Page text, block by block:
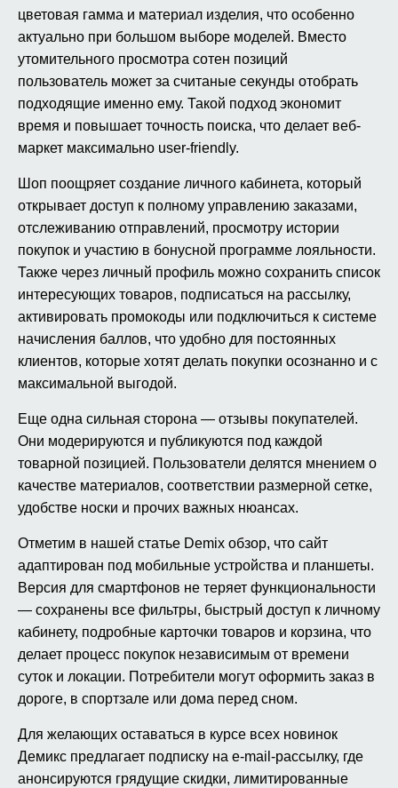
цветовая гамма и материал изделия, что особенно
актуально при большом выборе моделей. Вместо
утомительного просмотра сотен позиций
пользователь может за считаные секунды отобрать
подходящие именно ему. Такой подход экономит
время и повышает точность поиска, что делает веб-
маркет максимально user-friendly.
Шоп поощряет создание личного кабинета, который
открывает доступ к полному управлению заказами,
отслеживанию отправлений, просмотру истории
покупок и участию в бонусной программе лояльности.
Также через личный профиль можно сохранить список
интересующих товаров, подписаться на рассылку,
активировать промокоды или подключиться к системе
начисления баллов, что удобно для постоянных
клиентов, которые хотят делать покупки осознанно и с
максимальной выгодой.
Еще одна сильная сторона — отзывы покупателей.
Они модерируются и публикуются под каждой
товарной позицией. Пользователи делятся мнением о
качестве материалов, соответствии размерной сетке,
удобстве носки и прочих важных нюансах.
Отметим в нашей статье Demix обзор, что сайт
адаптирован под мобильные устройства и планшеты.
Версия для смартфонов не теряет функциональности
— сохранены все фильтры, быстрый доступ к личному
кабинету, подробные карточки товаров и корзина, что
делает процесс покупок независимым от времени
суток и локации. Потребители могут оформить заказ в
дороге, в спортзале или дома перед сном.
Для желающих оставаться в курсе всех новинок
Демикс предлагает подписку на e-mail-рассылку, где
анонсируются грядущие скидки, лимитированные